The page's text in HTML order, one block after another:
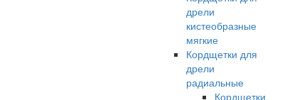
дрели
кистеобразные
мягкие
Кордщетки для
дрели
радиальные
Кордщетки